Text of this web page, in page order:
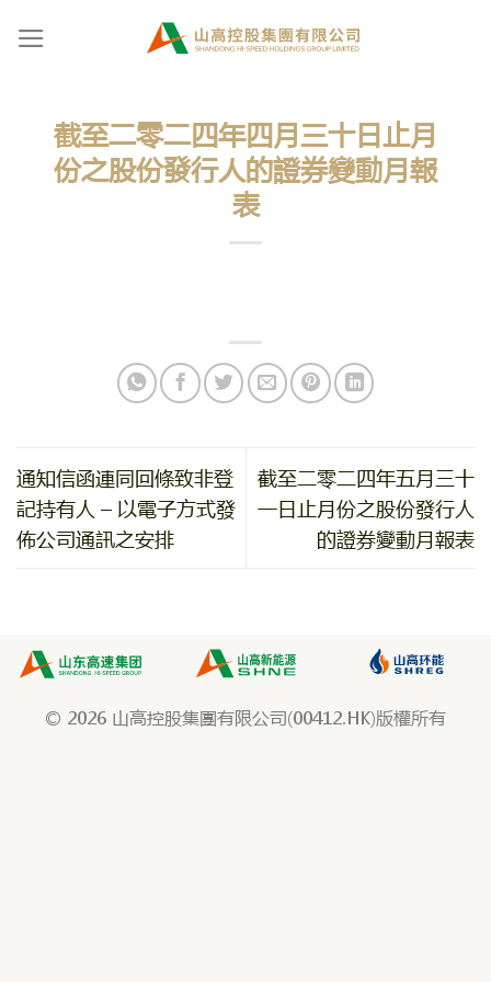
截至二零二四年四月三十日止月
份之股份發行人的證券變動月報
表
通知信函連同回條致非登
記持有人 – 以電子方式發
佈公司通訊之安排
截至二零二四年五月三十
一日止月份之股份發行人
的證券變動月報表
© 2026 山高控股集團有限公司(00412.HK)版權所有